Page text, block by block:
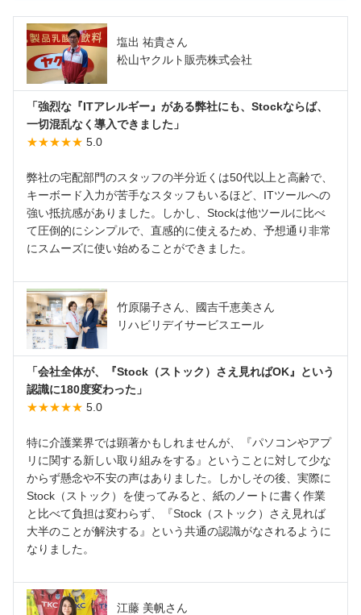
塩出 祐貴さん
松山ヤクルト販売株式会社
「強烈な『ITアレルギー』がある弊社にも、Stockならば、
一切混乱なく導入できました」
★★★★★ 5.0
弊社の宅配部門のスタッフの半分近くは50代以上と高齢で、
キーボード入力が苦手なスタッフもいるほど、ITツールへの
強い抵抗感がありました。しかし、Stockは他ツールに比べ
て圧倒的にシンプルで、直感的に使えるため、予想通り非常
にスムーズに使い始めることができました。
竹原陽子さん、國吉千恵美さん
リハビリデイサービスエール
「会社全体が、『Stock（ストック）さえ見ればOK』という
認識に180度変わった」
★★★★★ 5.0
特に介護業界では顕著かもしれませんが、『パソコンやアプ
リに関する新しい取り組みをする』ということに対して少な
からず懸念や不安の声はありました。しかしその後、実際に
Stock（ストック）を使ってみると、紙のノートに書く作業
と比べて負担は変わらず、『Stock（ストック）さえ見れば
大半のことが解決する』という共通の認識がなされるように
なりました。
江藤 美帆さん